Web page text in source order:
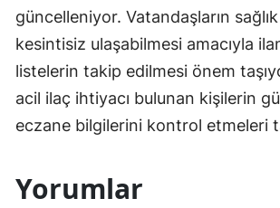
güncelleniyor. Vatandaşların
kesintisiz ulaşabilmesi amacıyla
listelerin takip edilmesi önem
acil ilaç ihtiyacı bulunan kişilerin
eczane bilgilerini kontrol etmeleri
Yorumlar